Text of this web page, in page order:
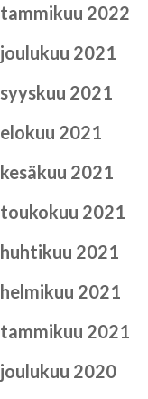
tammikuu 2022
joulukuu 2021
syyskuu 2021
elokuu 2021
kesäkuu 2021
toukokuu 2021
huhtikuu 2021
helmikuu 2021
tammikuu 2021
joulukuu 2020